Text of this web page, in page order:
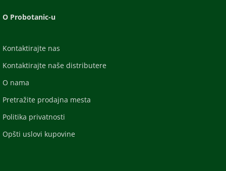
O Probotanic-u
Kontaktirajte nas
Kontaktirajte naše distributere
O nama
Pretražite prodajna mesta
Politika privatnosti
Opšti uslovi kupovine